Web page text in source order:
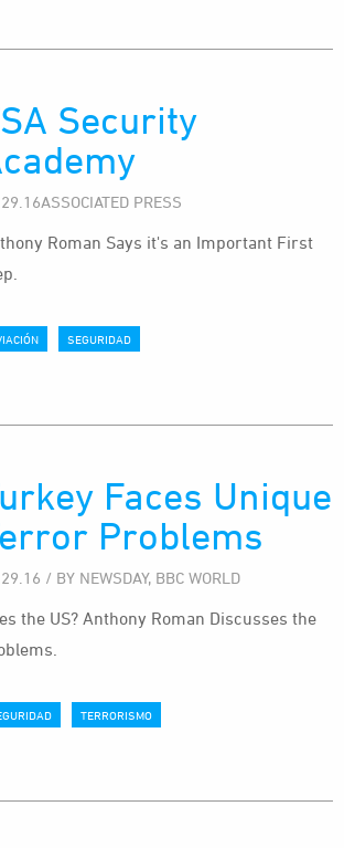
Security
PRESS
Roman Says it's an Important First
SEGURIDAD
Faces Unique
Problems
/ BY NEWSDAY, BBC WORLD
the US? Anthony Roman Discusses the
TERRORISMO